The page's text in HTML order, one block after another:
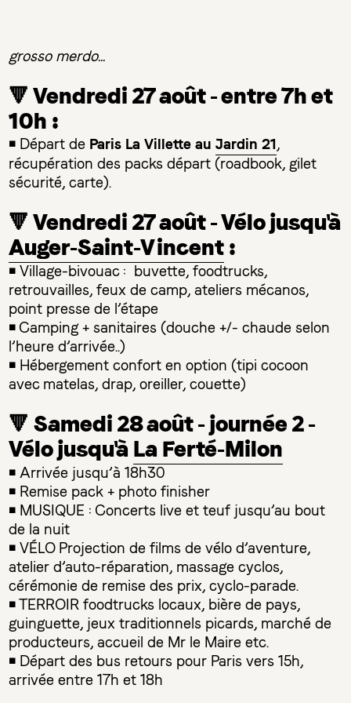
grosso merdo...
🔻 Vendredi 27 août - entre 7h et
10h :
◾ Départ de Paris La Villette auJardin 21,
récupération des packs départ (roadbook, gilet
sécurité, carte).
🔻 Vendredi 27 août - Vélo jusqu'à
Auger-Saint-Vincent:
◾ Village-bivouac : buvette, foodtrucks,
retrouvailles, feux de camp, ateliers mécanos,
point presse de l’étape
◾ Camping + sanitaires (douche +/- chaude selon
l’heure d’arrivée..)
◾ Hébergement confort en option (tipi cocoon
avec matelas, drap, oreiller, couette)
🔻 Samedi 28 août - journée 2 -
Vélo jusqu'àLa Ferté-Milon
◾ Arrivée jusqu’à 18h30
◾ Remise pack + photo finisher
◾ MUSIQUE : Concerts live et teuf jusqu’au bout
de la nuit
◾ VÉLO Projection de films de vélo d’aventure,
atelier d’auto-réparation, massage cyclos,
cérémonie de remise des prix, cyclo-parade.
◾ TERROIR foodtrucks locaux, bière de pays,
guinguette, jeux traditionnels picards, marché de
producteurs, accueil de Mr le Maire etc.
◾ Départ des bus retours pour Paris vers 15h,
arrivée entre 17h et 18h